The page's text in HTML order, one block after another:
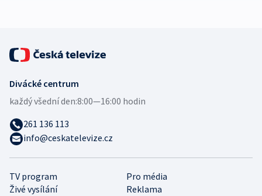
TV program
Pro média
Živé vysílání
Reklama
Divácké centrum
každý všední den:8:00—16:00 hodin
261 136 113
info@ceskatelevize.cz